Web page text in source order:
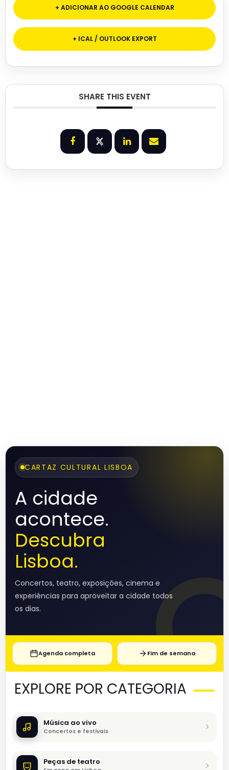
+ ADICIONAR AO GOOGLE CALENDAR
+ ICAL / OUTLOOK EXPORT
SHARE THIS EVENT
CARTAZ CULTURAL LISBOA
A cidade
acontece.
Descubra
Lisboa.
Concertos, teatro, exposições, cinema e
experiências para aproveitar a cidade todos
os dias.
Agenda completa Fim de semana
EXPLORE POR CATEGORIA
Música ao vivo
Concertos e festivais
Peças de teatro